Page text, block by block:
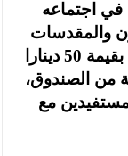
في اجتماعه
والمقدسات
الإسلامية محمد الخلايلة، صرف عيدية بقيمة 50 دينارا
من الصندوق،
مع